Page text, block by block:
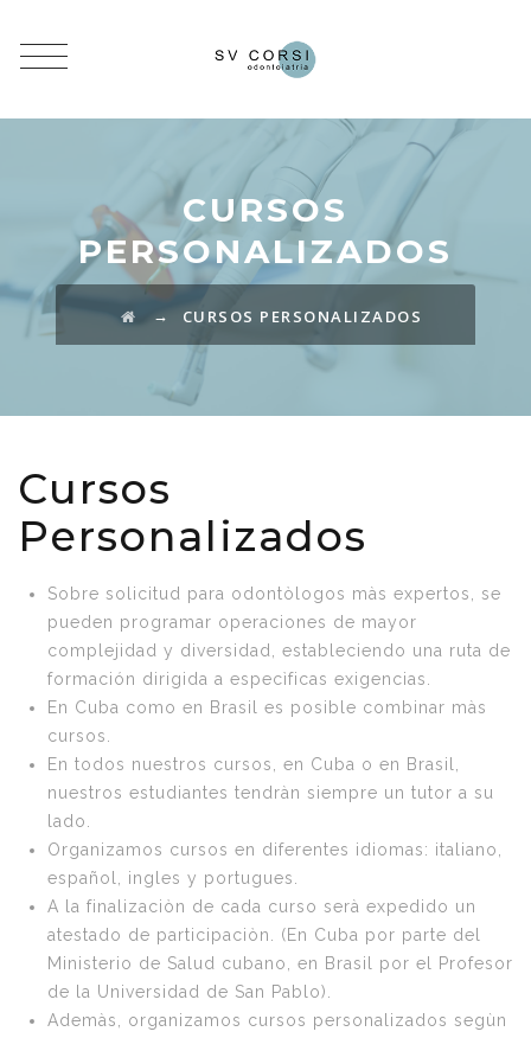
CURSOS
PERSONALIZADOS
→ CURSOS PERSONALIZADOS
Cursos
Personalizados
Sobre solicitud para odontòlogos màs expertos, se
pueden programar operaciones de mayor
complejidad y diversidad, estableciendo una ruta de
formación dirigida a especìficas exigencias.
En Cuba como en Brasil es posible combinar màs
cursos.
En todos nuestros cursos, en Cuba o en Brasil,
nuestros estudiantes tendràn siempre un tutor a su
lado.
Organizamos cursos en diferentes idiomas: italiano,
español, ingles y portugues.
A la finalizaciòn de cada curso serà expedido un
atestado de participaciòn. (En Cuba por parte del
Ministerio de Salud cubano, en Brasil por el Profesor
de la Universidad de San Pablo).
Ademàs, organizamos cursos personalizados segùn